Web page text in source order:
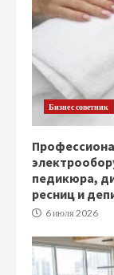
Бизнес советник
педикюра,
ресниц и
6 июля 2026